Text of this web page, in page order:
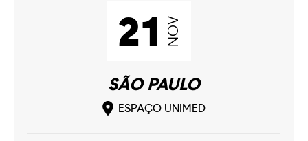
21 NOV
SÃO PAULO
ESPAÇO UNIMED